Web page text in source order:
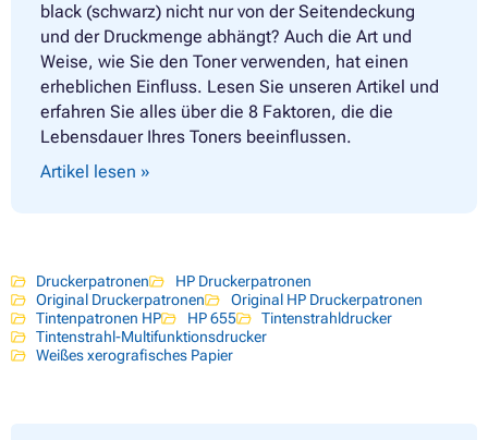
black (schwarz) nicht nur von der Seitendeckung
und der Druckmenge abhängt? Auch die Art und
Weise, wie Sie den Toner verwenden, hat einen
erheblichen Einfluss. Lesen Sie unseren Artikel und
erfahren Sie alles über die 8 Faktoren, die die
Lebensdauer Ihres Toners beeinflussen.
Artikel lesen »
Druckerpatronen
HP Druckerpatronen
Original Druckerpatronen
Original HP Druckerpatronen
Tintenpatronen HP
HP 655
Tintenstrahldrucker
Tintenstrahl-Multifunktionsdrucker
Weißes xerografisches Papier